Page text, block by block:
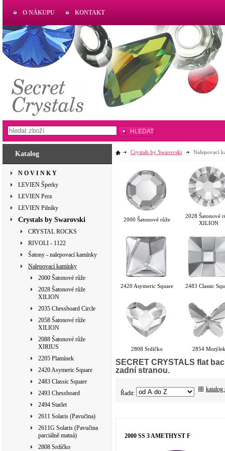
Katalog
N O V I N K Y
LEVIEN Šperky
LEVIEN Pera
LEVIEN Pilníky
Crystals by Swarovski
CRYSTAL ROCKS
RIVOLI - 1122
Šatony - nalepovací kamínky
Nalepovací kamínky
2000 Šatonové růže
2028 Šatonové růže
XILION
2035 Chessboard Circle
2058 Šatonové růže
XILION
2088 Šatonové růže
XIRIUS
2205 Plamínek
2420 Asymeric Square
2483 Classic Square
2493 Chessboard
2494 Starlet
2611 Solaris (Pavučina)
2611G Solaris (Pavučina
parciálně matná)
2808 Srdíčko
Crystals by Swarovski Nalepovací
2000 Šatonové růže
2028 Šatonové
XILION
2420 Asymeric Square 2483 Classic
2808 Srdíčko 2854 Motýlek
SECRET CRYSTALS flat
zadní stranou.
Řadit:
katalog
2000 SS 3 AMETHYST F
O NÁKUPU KONTAKT
AKTUAL
www.aktual-koralky.cz
HLEDAT